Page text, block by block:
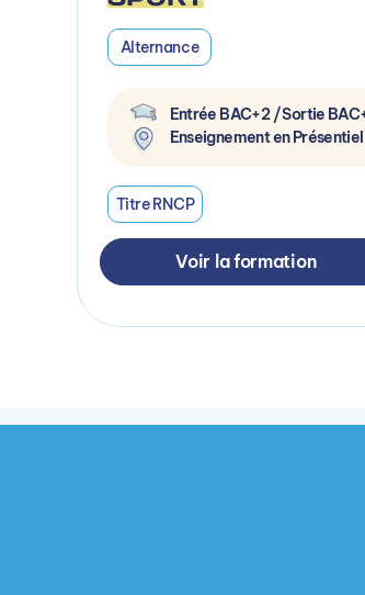
Alternance
Entrée BAC+2 / Sortie
Enseignement en Présentiel
Titre RNCP
Voir la formation